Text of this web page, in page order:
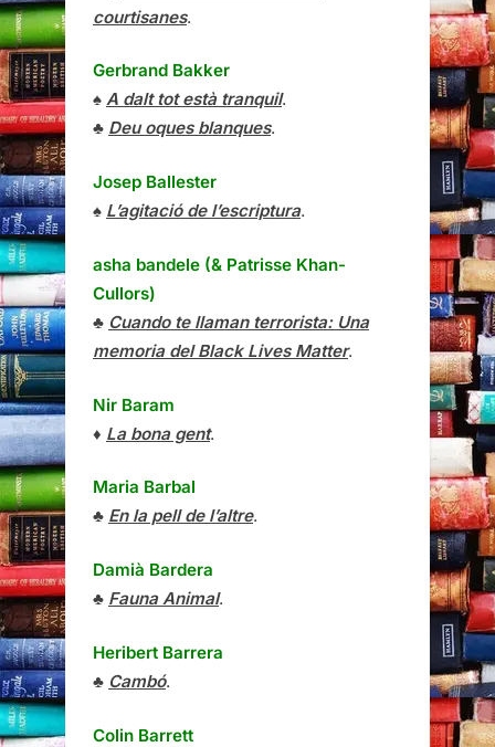
courtisanes.
Gerbrand Bakker
♠ A dalt tot està tranquil.
♣ Deu oques blanques.
Josep Ballester
♠ L’agitació de l’escriptura.
asha bandele (& Patrisse Khan-
Cullors)
♣ Cuando te llaman terrorista: Una
memoria del Black Lives Matter.
Nir Baram
♦ La bona gent.
Maria Barbal
♣ En la pell de l’altre.
Damià Bardera
♣ Fauna Animal.
Heribert Barrera
♣ Cambó.
Colin Barrett